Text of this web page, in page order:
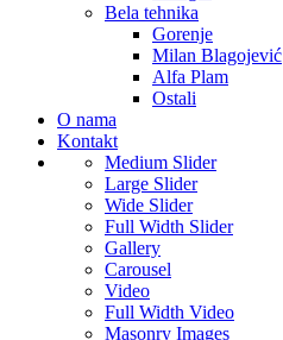
Bela tehnika
Gorenje
Milan Blagojević
Alfa Plam
Ostali
O nama
Kontakt
Medium Slider
Large Slider
Wide Slider
Full Width Slider
Gallery
Carousel
Video
Full Width Video
Masonry Images